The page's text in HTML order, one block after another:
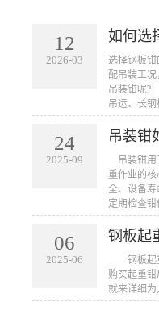
12
2026-03
如何选
选择钢板
配吊装工
吊装钳呢
吊运、长钢
24
2025-09
吊装钳
吊装钳用
重作业的
全、设备
定期检查钳
06
2025-06
钢板起
钢板起
购买起重
就来详细为